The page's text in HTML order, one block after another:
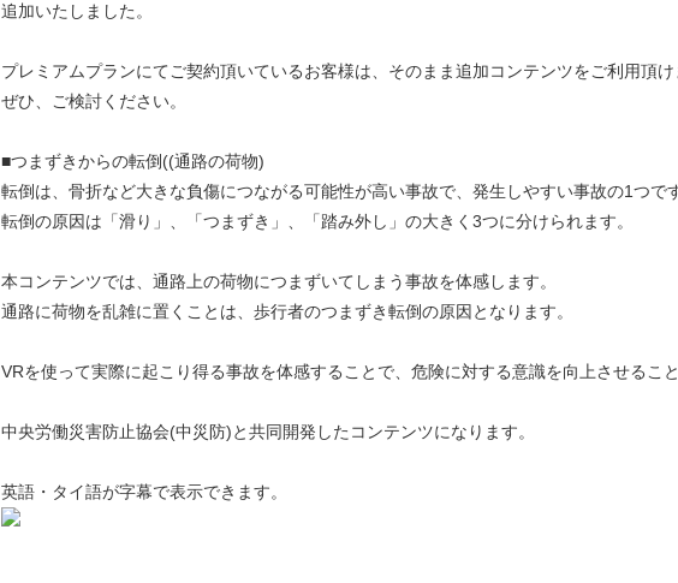
追加いたしました。
プレミアムプランにてご契約頂いているお客様は、そのまま追加コンテンツをご利用頂け
ぜひ、ご検討ください。
■つまずきからの転倒((通路の荷物)
転倒は、骨折など大きな負傷につながる可能性が高い事故で、発生しやすい事故の1つです
転倒の原因は「滑り」、「つまずき」、「踏み外し」の大きく3つに分けられます。
本コンテンツでは、通路上の荷物につまずいてしまう事故を体感します。
通路に荷物を乱雑に置くことは、歩行者のつまずき転倒の原因となります。
VRを使って実際に起こり得る事故を体感することで、危険に対する意識を向上させること
中央労働災害防止協会(中災防)と共同開発したコンテンツになります。
英語・タイ語が字幕で表示できます。